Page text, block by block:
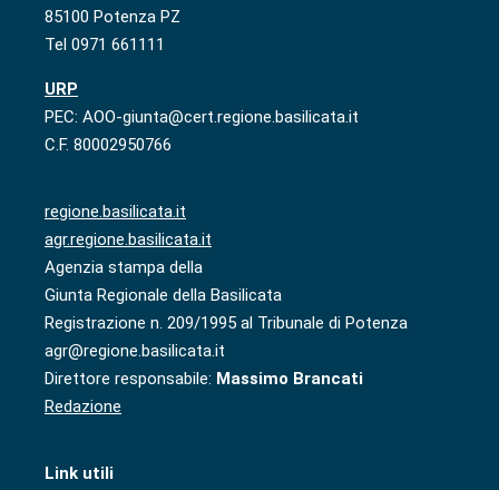
85100 Potenza PZ
Tel 0971 661111
URP
PEC: AOO-giunta@cert.regione.basilicata.it
C.F. 80002950766
regione.basilicata.it
agr.regione.basilicata.it
Agenzia stampa della
Giunta Regionale della Basilicata
Registrazione n. 209/1995 al Tribunale di Potenza
agr@regione.basilicata.it
Direttore responsabile: Massimo Brancati
Redazione
Link utili